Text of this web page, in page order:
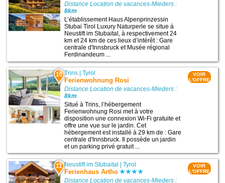
Distance Location de vacances-Mieders :
8km
L’établissement Haus Alpenprinzessin
Stubai Tirol Luxury Naturperle se situe à
Neustift im Stubaital, à respectivement 24
km et 24 km de ces lieux d’intérêt : Gare
centrale d'Innsbruck et Musée régional
Ferdinandeum ...
10 Trins |Tyrol
Ferienwohnung Rosi
Distance Location de vacances-Mieders :
8km
Situé à Trins, l’hébergement
Ferienwohnung Rosi met à votre
disposition une connexion Wi-Fi gratuite et
offre une vue sur le jardin. Cet
hébergement est installé à 29 km de : Gare
centrale d'Innsbruck. Il possède un jardin
et un parking privé gratuit ...
VOIR
L'OFFRE
11 Neustift im Stubaital |Tyrol
Ferienhaus Artho
Distance Location de vacances-Mieders :
VOIR
L'OFFRE